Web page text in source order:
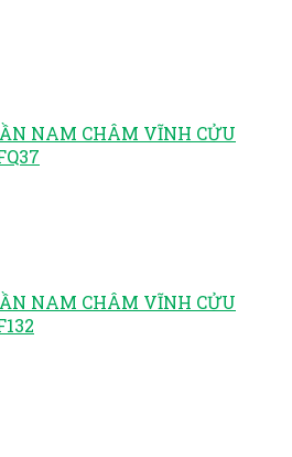
NAM CHÂM VĨNH CỬU
NAM CHÂM VĨNH CỬU